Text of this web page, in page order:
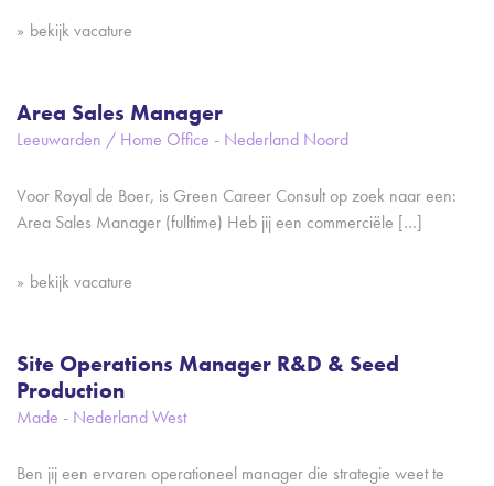
bekijk vacature
Area Sales Manager
Leeuwarden / Home Office - Nederland Noord
Voor Royal de Boer, is Green Career Consult op zoek naar een:
Area Sales Manager (fulltime) Heb jij een commerciële […]
bekijk vacature
Site Operations Manager R&D & Seed
Production
Made - Nederland West
Ben jij een ervaren operationeel manager die strategie weet te